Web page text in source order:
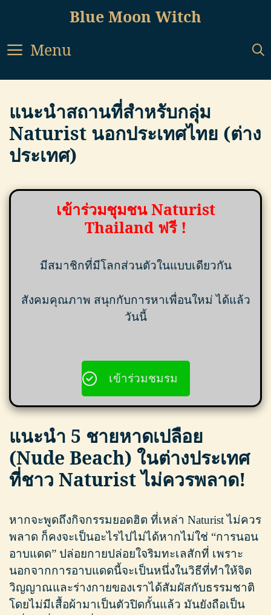
content
Blue Moon Witch
Menu
แนะนำสถานที่สำหรับกลุ่ม
Naturist นอกประเทศไทย (ต่าง
ประเทศ)
เข้าร่วมชุมชน Naturist
Thailand ฟรี !
มีสมาชิกที่มีโลกส่วนตัวในแบบเดียวกัน
สังคมคุณภาพ สนุกกับการหาเพื่อนใหม่ ได้แล้ว
วันนี้
เข้าร่วมชมรม
แนะนำ 5 ชายหาดเปลือย
(Nude Beach) ในต่างประเทศ
ที่ชาว Naturist ไม่ควรพลาด!
หากจะพูดถึงกิจกรรมยอดฮิต ที่เหล่า Naturist ไม่ควร
พลาด ก็คงจะเป็นอะไรไปไม่ได้หากไม่ใช่ “การนอน
อาบแดด” ปล่อยกายปล่อยใจริมทะเลสักที่ เพราะ
นอกจากการอาบแดดนี้จะเป็นหนึ่งในวิธีที่ทำให้จิต
วิญญาณและร่างกายของเราได้สัมผัสกับธรรมชาติ
โดยไม่มีเสื้อผ้ามาเป็นตัวปิดกั้นแล้ว มันยังถือเป็น